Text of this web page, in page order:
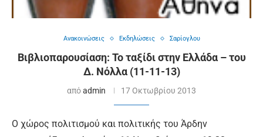
Ανακοινώσεις Εκδηλώσεις Σαρίογλου
Βιβλιοπαρουσίαση: Το ταξίδι στην Ελλάδα – του
Δ. Νόλλα (11-11-13)
απόadmin 17 Οκτωβρίου 2013
O χώρος πολιτισμού και πολιτικής του Άρδην